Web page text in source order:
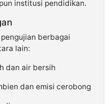
institusi pendidikan.
berbagai
lain:
dan air bersih
dan emisi cerobong